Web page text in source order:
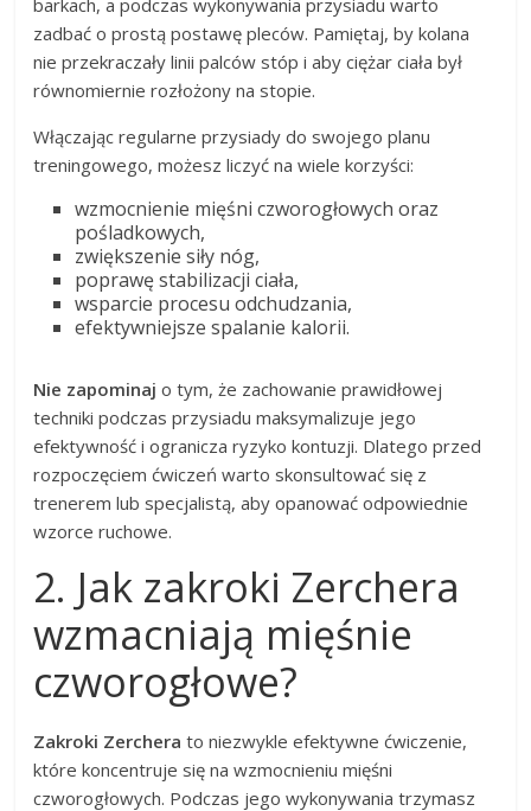
zadbać o prostą postawę pleców. Pamiętaj, by kolana
nie przekraczały linii palców stóp i aby ciężar ciała był
równomiernie rozłożony na stopie.
Włączając regularne przysiady do swojego planu
treningowego, możesz liczyć na wiele korzyści:
wzmocnienie mięśni czworogłowych oraz
pośladkowych,
zwiększenie siły nóg,
poprawę stabilizacji ciała,
wsparcie procesu odchudzania,
efektywniejsze spalanie kalorii.
Nie zapominaj o tym, że zachowanie prawidłowej
techniki podczas przysiadu maksymalizuje jego
efektywność i ogranicza ryzyko kontuzji. Dlatego przed
rozpoczęciem ćwiczeń warto skonsultować się z
trenerem lub specjalistą, aby opanować odpowiednie
wzorce ruchowe.
2. Jak zakroki Zerchera
wzmacniają mięśnie
czworogłowe?
Zakroki Zerchera to niezwykle efektywne ćwiczenie,
które koncentruje się na wzmocnieniu mięśni
czworogłowych. Podczas jego wykonywania trzymasz